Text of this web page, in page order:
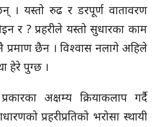
। यस्तो रुढ र डरपूर्ण वातावरण
र ? प्रहरीले यस्तो सुधारका काम
छैन । विश्वास नलागे अहिले
हेरे पुग्छ ।
अक्षम्य क्रियाकलाप गर्दै
प्रहरीप्रतिको भरोसा स्थायी